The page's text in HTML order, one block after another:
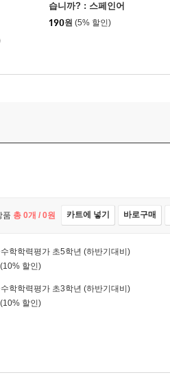
습니까? : 스페인어
190원 (5% 할인)
품 총 0개 / 0원 카트에 넣기 바로구매
수학학력평가 초5학년 (하반기대비)
(10% 할인)
수학학력평가 초3학년 (하반기대비)
(10% 할인)